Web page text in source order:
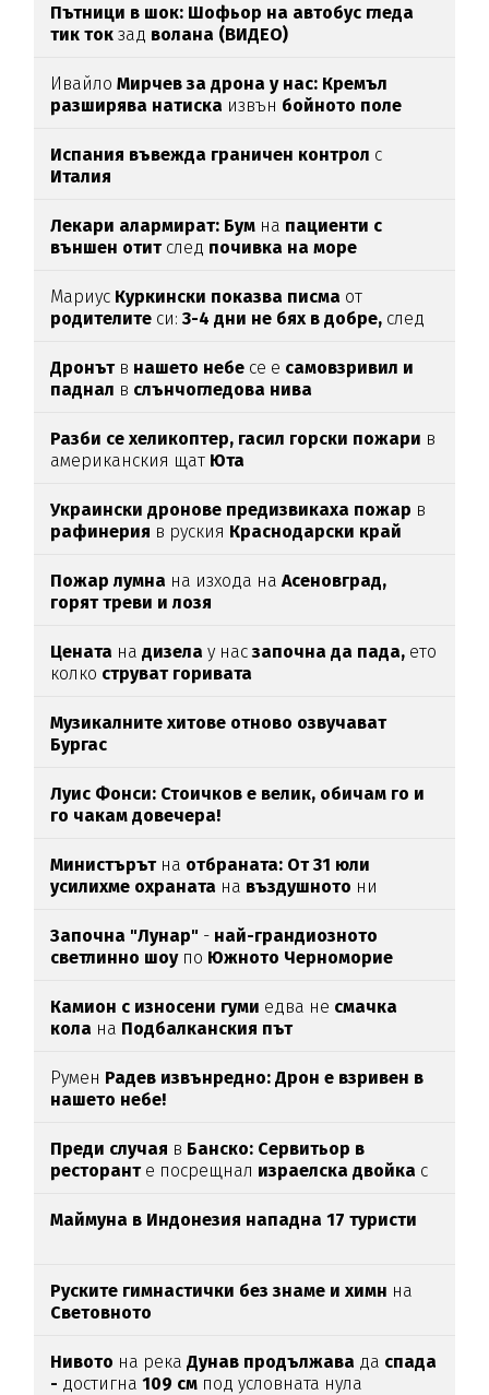
Пътници в шок: Шофьор на автобус гледа
тик ток зад волана (ВИДЕО)
ИвайлоМирчев за дрона у нас: Кремъл
разширява натиска извън бойното поле
Испания въвежда граничен контрол с
Италия
Лекари алармират: Бум на пациенти с
външен отитслед почивка на море
Мариус Куркински показва писма от
родителите си:3-4 дни не бях в добре, след
Дронътв нашето небе се е самовзривил и
паднал в слънчогледова нива
Разби се хеликоптер, гасил горски пожари в
американския щат Юта
Украински дронове предизвикаха пожар в
рафинерия в руския Краснодарски край
Пожар лумна на изхода наАсеновград,
горят треви и лозя
Цената надизела у насзапочна да пада, ето
колко струват горивата
Музикалните хитове отново озвучават
Бургас
Луис Фонси: Стоичков е велик, обичам го и
го чакам довечера!
Министърътна отбраната: От 31 юли
усилихме охраната на въздушното ни
Започна "Лунар" - най-грандиозното
светлинно шоупо Южното Черноморие
Камион с износени гуми едва нe смачка
кола на Подбалканския път
Румен Радев извънредно: Дрон е взривен в
нашето небе!
Преди случая в Банско: Сервитьор в
ресторант е посрещнал израелска двойка с
Маймуна в Индонезия нападна 17 туристи
Руските гимнастички без знаме и химн на
Световното
Нивото на рекаДунав продължава да спада
- достигна109 см под условната нула